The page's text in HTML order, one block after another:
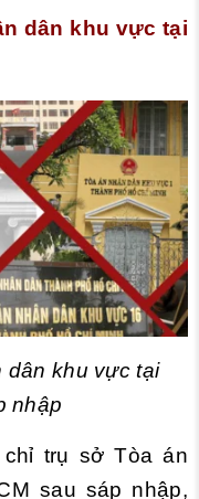
dân khu vực tại
dân khu vực tại
nhập
trụ sở Tòa án
sau sáp nhập,